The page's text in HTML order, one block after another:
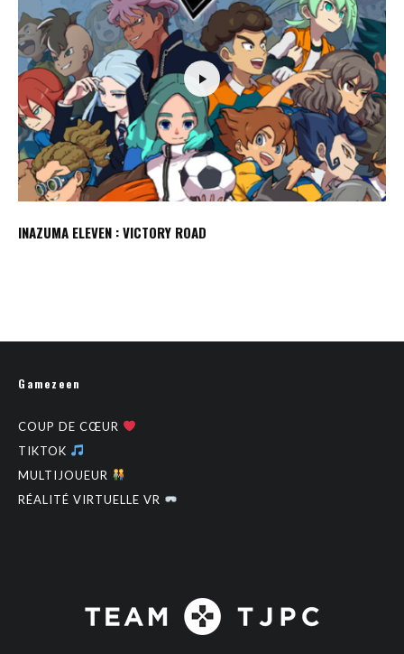
INAZUMA ELEVEN : VICTORY ROAD
Gamezeen
COUP DE CŒUR
TIKTOK
MULTIJOUEUR
RÉALITÉ VIRTUELLE VR